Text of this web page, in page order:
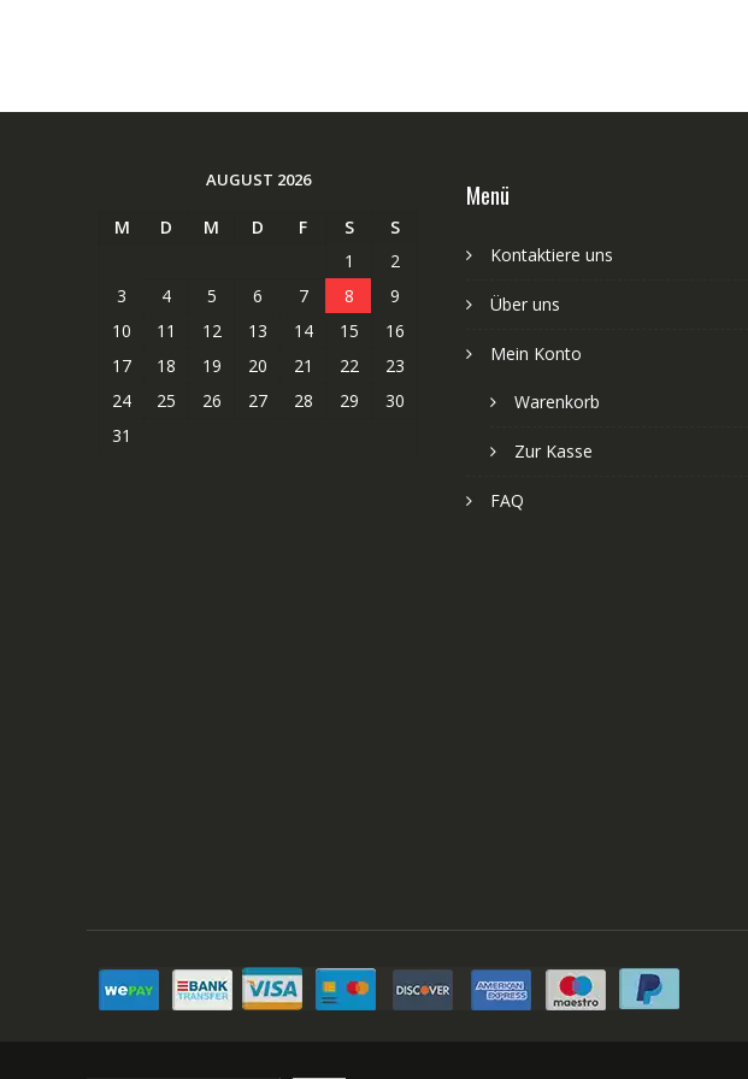
AUGUST 2026
M D M D F S
S
1
2
3
4 5 6 7 8
9
10
11 12 13 14 15
16
17
18 19 20 21 22
23
24
25 26 27 28 29
30
31
Menü
Kontaktiere uns
Über uns
Mein Konto
Warenkorb
Zur Kasse
FAQ